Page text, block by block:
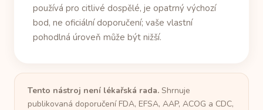
používá pro citlivé dospělé, je opatrný výchozí
bod, ne oficiální doporučení; vaše vlastní
pohodlná úroveň může být nižší.
Tento nástroj není lékařská rada. Shrnuje
publikovaná doporučení FDA, EFSA, AAP, ACOG a CDC,